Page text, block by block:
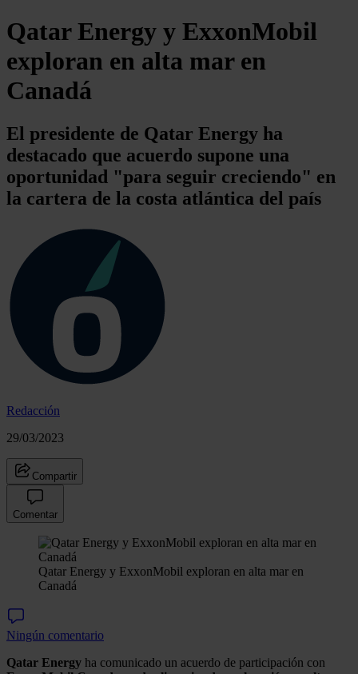
Qatar Energy y ExxonMobil
exploran en alta mar en
Canadá
El presidente de Qatar Energy ha
destacado que acuerdo supone una
oportunidad "para seguir creciendo" en
la cartera de la costa atlántica del país
Redacción
29/03/2023
Compartir
Comentar
Qatar Energy y ExxonMobil exploran en alta mar en
Canadá
Ningún comentario
Qatar Energy ha comunicado un acuerdo de participación con